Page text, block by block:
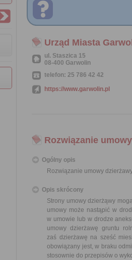
Urząd Miasta
ul. Staszica 15
08-400 Garwolin
telefon: 25 786 42 42
https://www.garwolin.pl
Rozwiązanie
Ogólny opis
Rozwiązanie umowy
Opis skrócony
Strony umowy dzierżąwy
umowy może nastąpić w
w umowie lub w drodze
umowy dzierżawę gruntu
zaś dzierżawę na sześć
obowiązany jest, w braku
stosownie do przepisów o